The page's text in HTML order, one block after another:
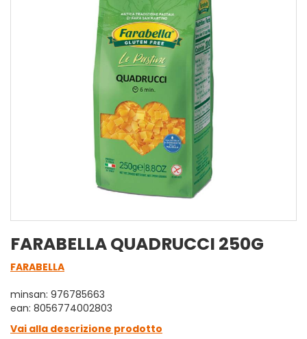
FARABELLA QUADRUCCI 250G
FARABELLA
minsan: 976785663
ean: 8056774002803
Vai alla descrizione prodotto